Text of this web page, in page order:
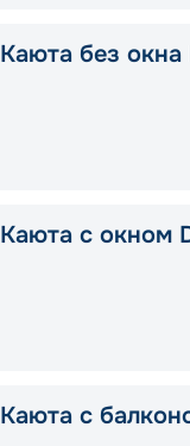
Каюта без окна
Каюта с окном
Каюта с